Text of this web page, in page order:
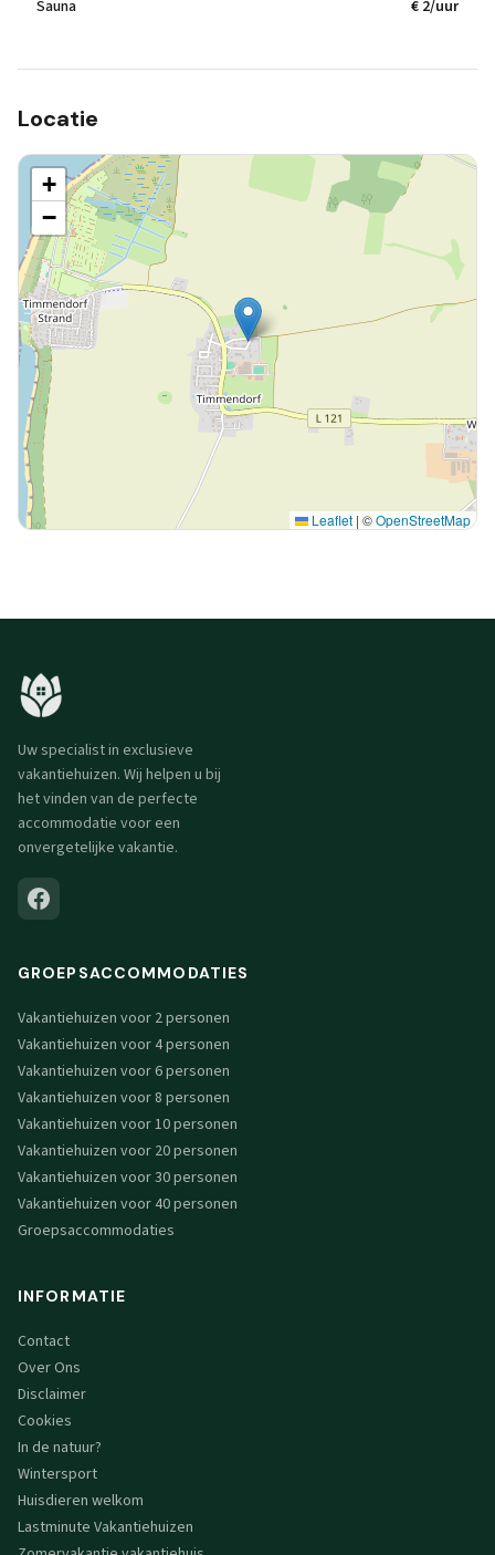
Sauna € 2/uur
Locatie
+
−
Leaflet | ©OpenStreetMap
Uw specialist in exclusieve
vakantiehuizen. Wij helpen u bij
het vinden van de perfecte
accommodatie voor een
onvergetelijke vakantie.
GROEPSACCOMMODATIES
Vakantiehuizen voor 2 personen
Vakantiehuizen voor 4 personen
Vakantiehuizen voor 6 personen
Vakantiehuizen voor 8 personen
Vakantiehuizen voor 10 personen
Vakantiehuizen voor 20 personen
Vakantiehuizen voor 30 personen
Vakantiehuizen voor 40 personen
Groepsaccommodaties
INFORMATIE
Contact
Over Ons
Disclaimer
Cookies
In de natuur?
Wintersport
Huisdieren welkom
Lastminute Vakantiehuizen